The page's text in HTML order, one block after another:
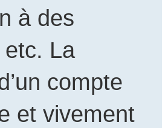
à des
La
compte
et vivement